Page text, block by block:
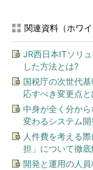
関連資料（ホワイ
JR西日本ITソリ
した方法とは?
国税庁の次世代
応すべき変更点と
中身が全く分か
変わるシステム開
人件費を考える
担」について徹底
開発と運用の人